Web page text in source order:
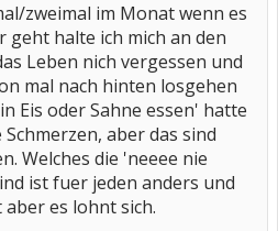
zweimal im Monat wenn es
geht halte ich mich an den
Leben nich vergessen und
mal nach hinten losgehen
Eis oder Sahne essen' hatte
aber das sind
Welches die 'neeee nie
ist fuer jeden anders und
es lohnt sich.